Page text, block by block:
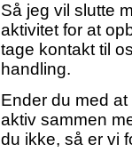
Så jeg vil slutte
aktivitet for at
tage kontakt til
handling.
Ender du med
aktiv sammen
du ikke, så er vi